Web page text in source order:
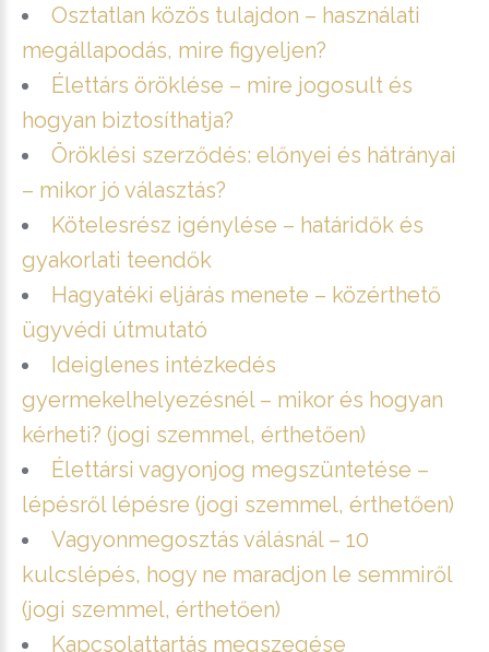
Osztatlan közös tulajdon – használati
megállapodás, mire figyeljen?
Élettárs öröklése – mire jogosult és
hogyan biztosíthatja?
Öröklési szerződés: előnyei és hátrányai
– mikor jó választás?
Kötelesrész igénylése – határidők és
gyakorlati teendők
Hagyatéki eljárás menete – közérthető
ügyvédi útmutató
Ideiglenes intézkedés
gyermekelhelyezésnél – mikor és hogyan
kérheti? (jogi szemmel, érthetően)
Élettársi vagyonjog megszüntetése –
lépésről lépésre (jogi szemmel, érthetően)
Vagyonmegosztás válásnál – 10
kulcslépés, hogy ne maradjon le semmiről
(jogi szemmel, érthetően)
Kapcsolattartás megszegése